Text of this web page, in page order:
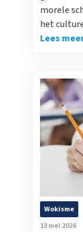
morele
het
Lees
Wokisme
13 mei 2026